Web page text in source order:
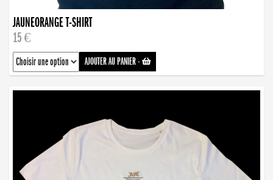
JAUNEORANGE T-SHIRT
15 €
AJOUTER AU PANIER-